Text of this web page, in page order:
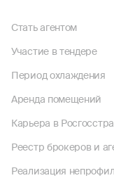
Стать агентом
Участие в тендере
Период охлаждения
Аренда помещений
Карьера в
Реестр брокеров и
Реализация